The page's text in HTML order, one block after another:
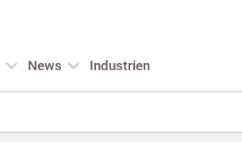
News Industrien